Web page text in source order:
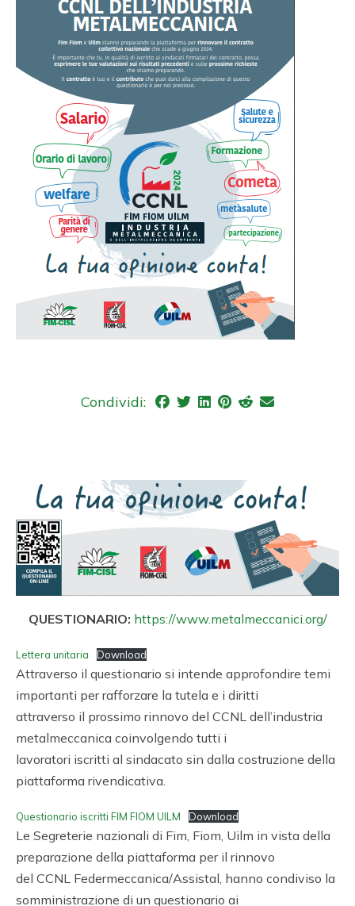
Condividi:
QUESTIONARIO: https://www.metalmeccanici.org/
Lettera unitaria Download
Attraverso il questionario si intende approfondire temi
importanti per rafforzare la tutela e i diritti
attraverso il prossimo rinnovo del CCNL dell’industria
metalmeccanica coinvolgendo tutti i
lavoratori iscritti al sindacato sin dalla costruzione della
piattaforma rivendicativa.
Questionario iscritti FIM FIOM UILM Download
Le Segreterie nazionali di Fim, Fiom, Uilm in vista della
preparazione della piattaforma per il rinnovo
del CCNL Federmeccanica/Assistal, hanno condiviso la
somministrazione di un questionario ai